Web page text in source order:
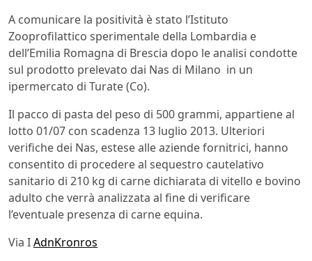
A comunicare la positività è stato l’Istituto
Zooprofilattico sperimentale della Lombardia e
dell’Emilia Romagna di Brescia dopo le analisi condotte
sul prodotto prelevato dai Nas di Milano in un
ipermercato di Turate (Co).
Il pacco di pasta del peso di 500 grammi, appartiene al
lotto 01/07 con scadenza 13 luglio 2013. Ulteriori
verifiche dei Nas, estese alle aziende fornitrici, hanno
consentito di procedere al sequestro cautelativo
sanitario di 210 kg di carne dichiarata di vitello e bovino
adulto che verrà analizzata al fine di verificare
l’eventuale presenza di carne equina.
Via IAdnKronros